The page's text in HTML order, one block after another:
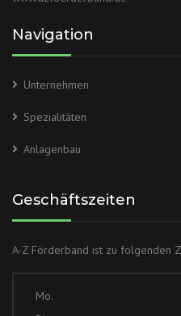
Navigation
Unternehmen
Spezialitäten
Anlagenbau
Geschäftszeiten
A-Z Förderband ist zu folgenden
Mo.